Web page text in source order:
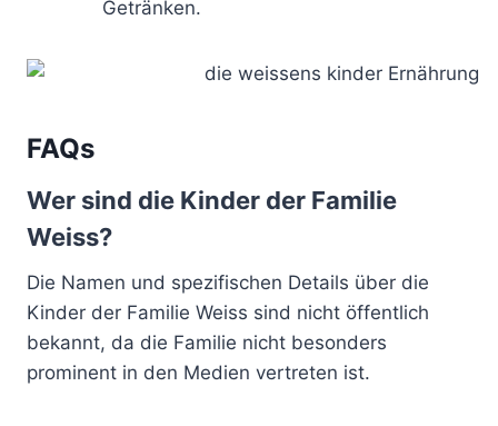
Getränken.
FAQs
Wer sind die Kinder der Familie
Weiss?
Die Namen und spezifischen Details über die
Kinder der Familie Weiss sind nicht öffentlich
bekannt, da die Familie nicht besonders
prominent in den Medien vertreten ist.